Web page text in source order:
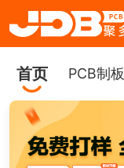
首页 PCB制板